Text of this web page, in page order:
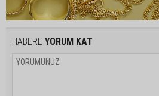
HABERE YORUM KAT